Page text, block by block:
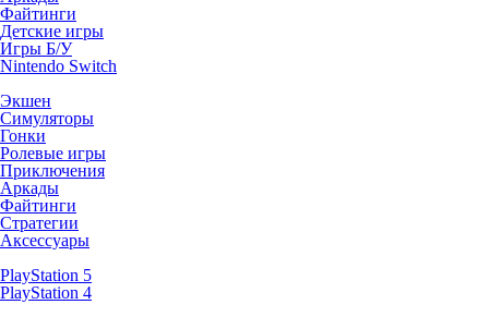
Файтинги
Детские игры
Игры Б/У
Nintendo Switch
Экшен
Симуляторы
Гонки
Ролевые игры
Приключения
Аркады
Файтинги
Стратегии
Аксессуары
PlayStation 5
PlayStation 4